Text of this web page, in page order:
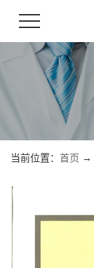
当前位置： 首页 →